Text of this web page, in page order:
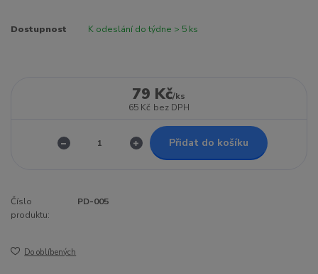
Dostupnost K odeslání do týdne > 5 ks
79 Kč/ks
65 Kč bez DPH
Přidat do košíku
Číslo
produktu:
PD-005
Do oblíbených